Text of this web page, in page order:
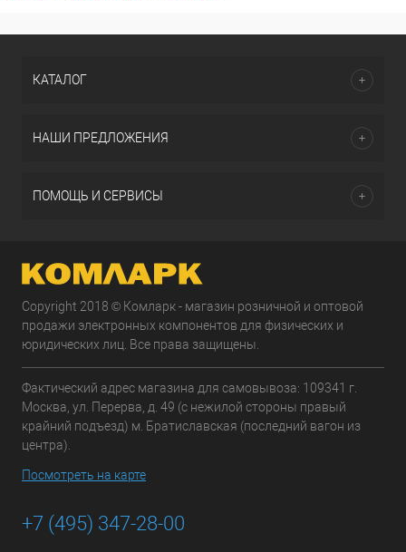
КАТАЛОГ
НАШИ ПРЕДЛОЖЕНИЯ
ПОМОЩЬ И СЕРВИСЫ
Copyright 2018 © Комларк - магазин розничной и оптовой
продажи электронных компонентов для физических и
юридических лиц. Все права защищены.
Фактический адрес магазина для самовывоза: 109341 г.
Москва, ул. Перерва, д. 49 (с нежилой стороны правый
крайний подъезд) м. Братиславская (последний вагон из
центра).
Посмотреть на карте
+7 (495) 347-28-00